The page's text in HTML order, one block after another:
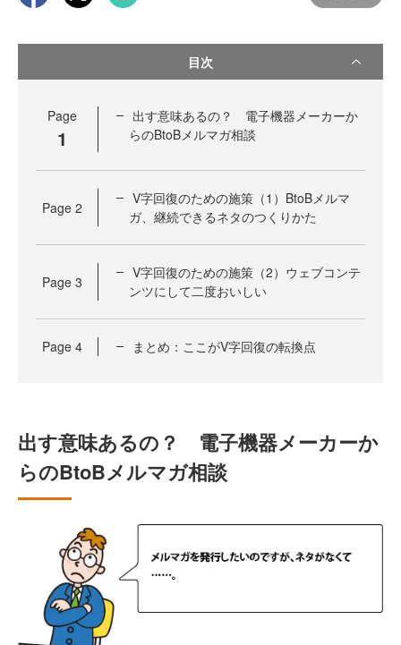
目次
Page
1
出す意味あるの？ 電子機器メーカーか
らのBtoBメルマガ相談
Page 2
V字回復のための施策（1）BtoBメルマ
ガ、継続できるネタのつくりかた
Page 3
V字回復のための施策（2）ウェブコンテ
ンツにして二度おいしい
Page 4 まとめ：ここがV字回復の転換点
出す意味あるの？ 電子機器メーカーか
らのBtoBメルマガ相談